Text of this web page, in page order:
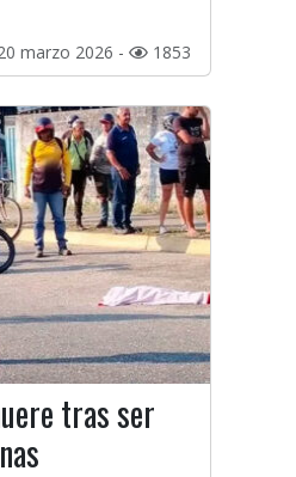
marzo 2026 - 1853
tras ser